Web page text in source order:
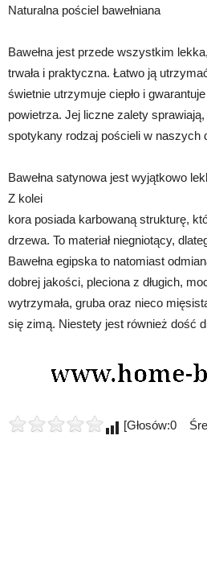
Naturalna pościel bawełniana
Bawełna jest przede wszystkim
trwała i praktyczna. Łatwo ją
świetnie utrzymuje ciepło i
powietrza. Jej liczne zalety
spotykany rodzaj pościeli w naszych
Bawełna satynowa jest wyjątkowo
Z kolei
kora posiada karbowaną strukturę,
drzewa. To materiał niegniotący,
Bawełna egipska to natomiast
dobrej jakości, pleciona z długich,
wytrzymała, gruba oraz nieco
się zimą. Niestety jest również dość
[Głosów:0